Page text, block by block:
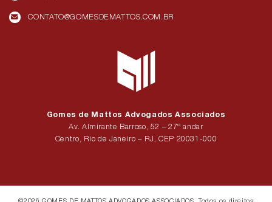
CONTATO@GOMESDEMATTOS.COM.BR
Gomes de Mattos Advogados Associados
Av. Almirante Barroso, 52 – 27º andar
Centro, Rio de Janeiro – RJ, CEP 20031-000